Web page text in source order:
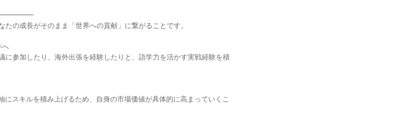
たの成長がそのまま「世界への貢献」に繋がることです。
へ
に参加したり、海外出張を経験したりと、語学力を活かす実戦経験を積
にスキルを積み上げるため、自身の市場価値が具体的に高まっていくこ